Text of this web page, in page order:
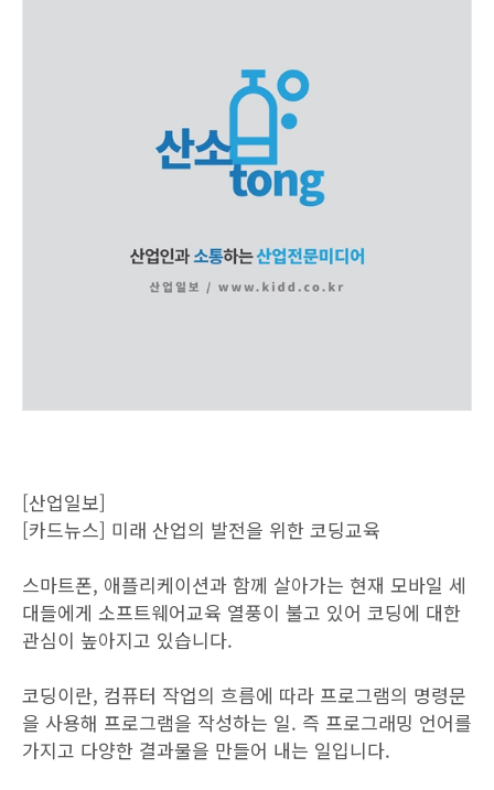
[산업일보]
[카드뉴스] 미래 산업의 발전을 위한 코딩교육
스마트폰, 애플리케이션과 함께 살아가는 현재 모바일 세
대들에게 소프트웨어교육 열풍이 불고 있어 코딩에 대한
관심이 높아지고 있습니다.
코딩이란, 컴퓨터 작업의 흐름에 따라 프로그램의 명령문
을 사용해 프로그램을 작성하는 일. 즉 프로그래밍 언어를
가지고 다양한 결과물을 만들어 내는 일입니다.